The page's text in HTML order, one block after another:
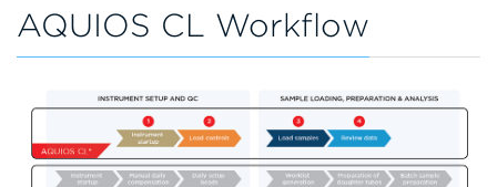
AQUIOS CL Workflow